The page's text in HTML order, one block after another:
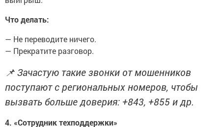
Что делать:
— Не переводите ничего.
— Прекратите разговор.
📌 Зачастую такие звонки от мошенников
поступают с региональных номеров, чтобы
вызвать больше доверия: +843, +855 и др.
4. «Сотрудник техподдержки»